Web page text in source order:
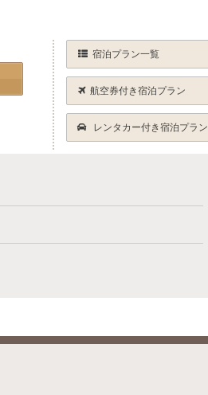
宿泊プラン一覧
航空券付き宿泊プラン
レンタカー付き宿泊プラン